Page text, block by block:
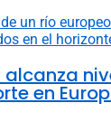
alcanza
en